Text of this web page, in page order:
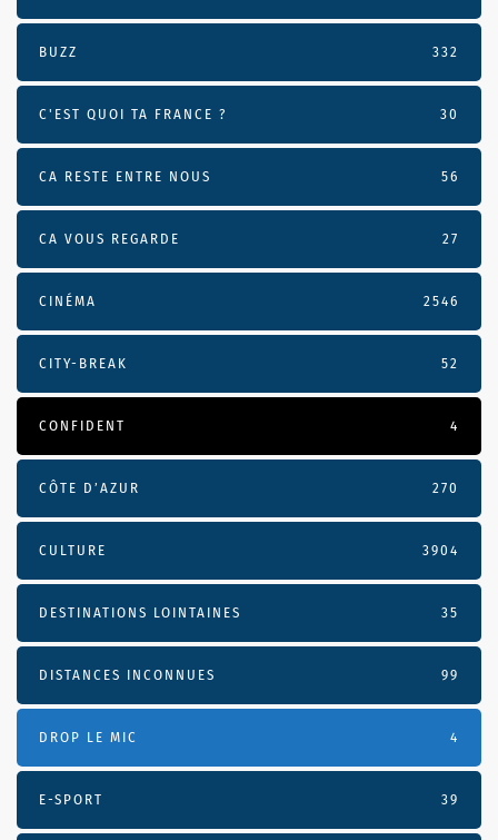
BUZZ 332
C'EST QUOI TA FRANCE ? 30
CA RESTE ENTRE NOUS 56
CA VOUS REGARDE 27
CINÉMA 2546
CITY-BREAK 52
CONFIDENT 4
CÔTE D’AZUR 270
CULTURE 3904
DESTINATIONS LOINTAINES 35
DISTANCES INCONNUES 99
DROP LE MIC 4
E-SPORT 39